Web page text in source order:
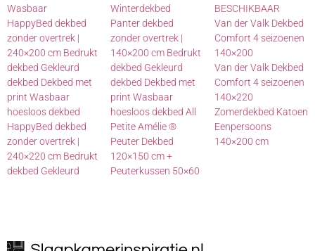
Wasbaar
HappyBed dekbed
zonder overtrek |
240×200 cm Bedrukt
dekbed Gekleurd
dekbed Dekbed met
print Wasbaar
hoesloos dekbed
HappyBed dekbed
zonder overtrek |
240×220 cm Bedrukt
dekbed Gekleurd
Winterdekbed
Panter dekbed
zonder overtrek |
140×200 cm Bedrukt
dekbed Gekleurd
dekbed Dekbed met
print Wasbaar
hoesloos dekbed All
Petite Amélie ®
Peuter Dekbed
120×150 cm +
Peuterkussen 50×60
BESCHIKBAAR
Van der Valk Dekbed
Comfort 4 seizoenen
140×200
Van der Valk Dekbed
Comfort 4 seizoenen
140×220
Zomerdekbed Katoen
Eenpersoons
140×200 cm